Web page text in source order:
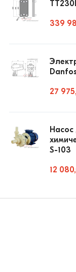
339
27
Насос
S-103
12